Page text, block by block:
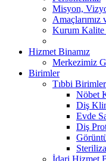
Misyon,
Kurum Kalite
Hizmet Binamız
Merkezimiz
Birimler
Tıbbi Birimler
Nöbet
Diş
Evde
Diş
İdari Hizmet